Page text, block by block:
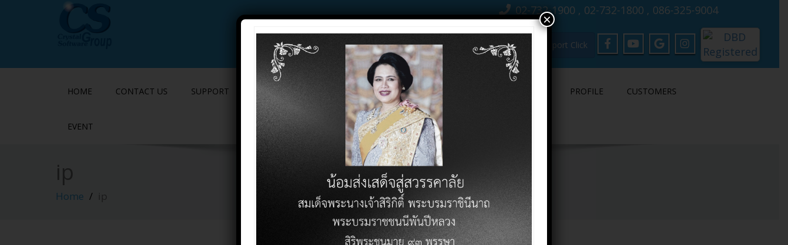
02-732-1900 , 02-732-1800 , 086-325-9004
Contact Click Support Click
HOME CONTACT US SUPPORT PRODUCTS PRICE LIST KNOWLEDGE VARIETY PROFILE CUSTOMERS
EVENT
ip
Home ip
×